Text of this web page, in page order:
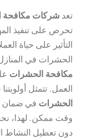
تعد شركات مكافحة
تحرص على تنفيذ
التأثير على حياة
الحشرات في
مكافحة الحشرات
العمل. تتمثل
الحشرات في ضمان
وقت ممكن. لهذا،
دون تعطيل النشاط